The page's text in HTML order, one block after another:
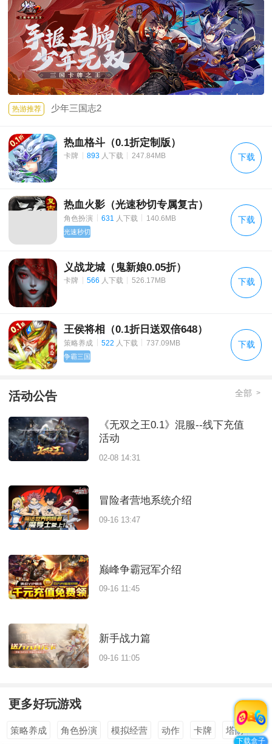
热游推荐 少年三国志2
热血格斗（0.1折定制版）
卡牌 | 893 人下载 | 247.84MB 下载
热血火影（光速秒切专属复古）
角色扮演 631 人下载 140.6MB
光速秒切
下载
义战龙城（鬼新娘0.05折）
卡牌 | 566 人下载 | 526.17MB 下载
王侯将相（0.1折日送双倍648）
策略养成 522 人下载 737.09MB
争霸三国
下载
活动公告 全部 >
《无双之王0.1》混服--线下充值
活动
02-08 14:31
冒险者营地系统介绍
09-16 13:47
巅峰争霸冠军介绍
09-16 11:45
新手战力篇
09-16 11:05
更多好玩游戏 全部 >
策略养成 角色扮演 模拟经营 动作 卡牌 塔防
下载盒子